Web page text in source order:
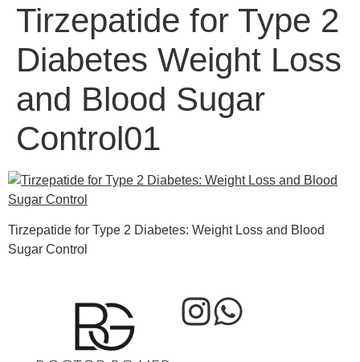
Tirzepatide for Type 2
Diabetes Weight Loss
and Blood Sugar
Control01
Tirzepatide for Type 2 Diabetes: Weight Loss and Blood
Sugar Control